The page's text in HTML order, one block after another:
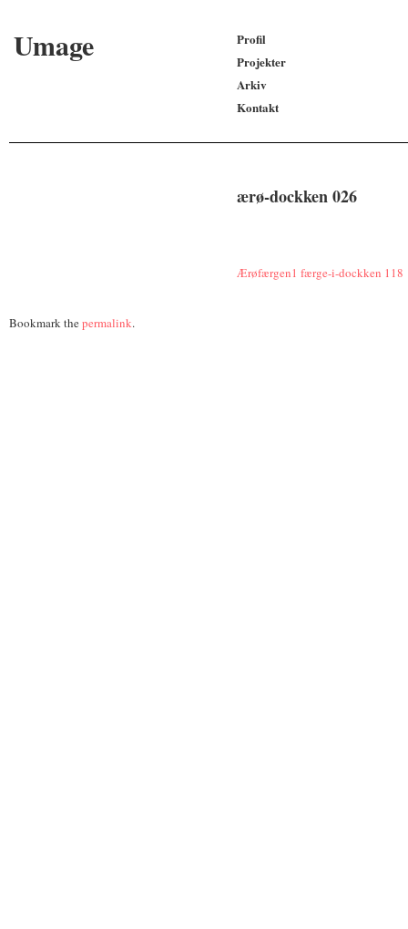
Umage
Profil
Projekter
Arkiv
Kontakt
ærø-dockken 026
Ærøfærgen1 færge-i-dockken 118
Bookmark thepermalink.